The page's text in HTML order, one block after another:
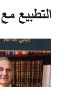
التطبيع